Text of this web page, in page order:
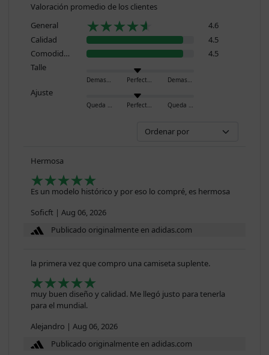
Valoración promedio de los clientes
General
4.6
Calidad
4.5
Comodidad
4.5
Talle
Demasiado pequeño Perfecto Demasiado grande
Ajuste
Queda ajustado Perfecto Queda holgado
Hermosa
Es un modelo histórico y por eso lo compré, es hermosa
Soficft | Aug 06, 2026
Publicado originalmente en adidas.com
la primera vez que compro una camiseta suplente.
muy buen diseño y calidad. Me llegó justo para tenerla
para el mundial.
Alejandro | Aug 06, 2026
Publicado originalmente en adidas.com